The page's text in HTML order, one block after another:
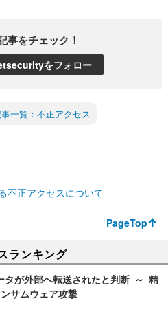
事をチェック！
をフォロー
一覧：不正アクセス
不正アクセスについて
PageTop
ランキング
タが外部へ転送されたと判断 ～ 精
サムウェア攻撃